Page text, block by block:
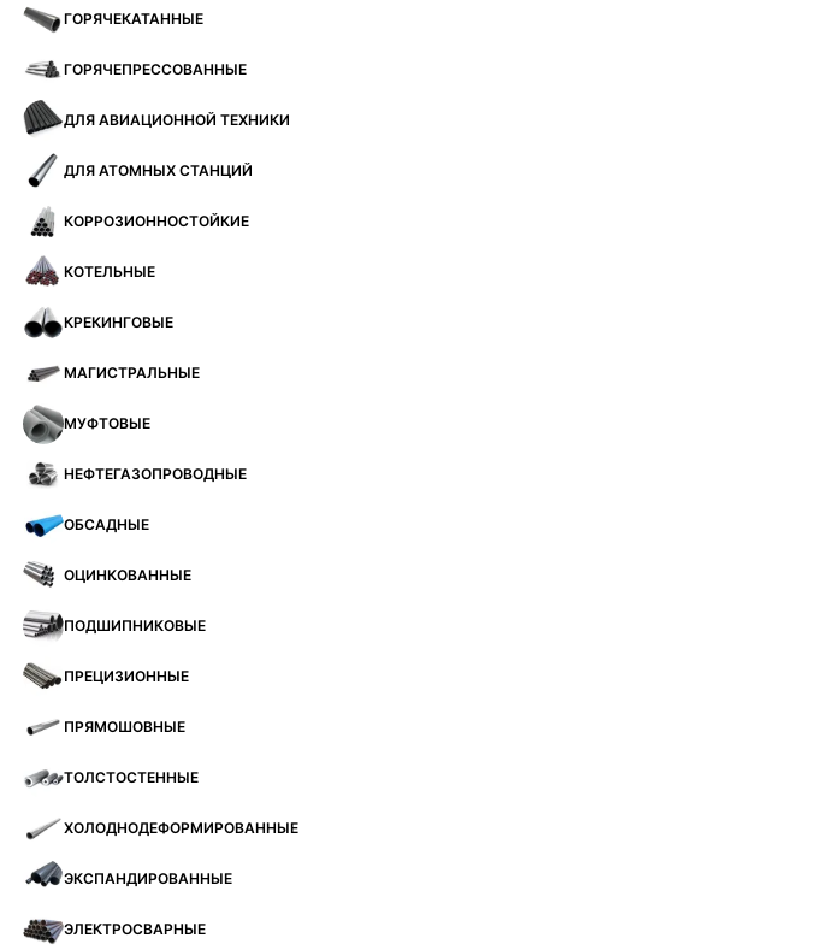
ГОРЯЧЕКАТАННЫЕ
ГОРЯЧЕПРЕССОВАННЫЕ
ДЛЯ АВИАЦИОННОЙ ТЕХНИКИ
ДЛЯ АТОМНЫХ СТАНЦИЙ
КОРРОЗИОННОСТОЙКИЕ
КОТЕЛЬНЫЕ
КРЕКИНГОВЫЕ
МАГИСТРАЛЬНЫЕ
МУФТОВЫЕ
НЕФТЕГАЗОПРОВОДНЫЕ
ОБСАДНЫЕ
ОЦИНКОВАННЫЕ
ПОДШИПНИКОВЫЕ
ПРЕЦИЗИОННЫЕ
ПРЯМОШОВНЫЕ
ТОЛСТОСТЕННЫЕ
ХОЛОДНОДЕФОРМИРОВАННЫЕ
ЭКСПАНДИРОВАННЫЕ
ЭЛЕКТРОСВАРНЫЕ